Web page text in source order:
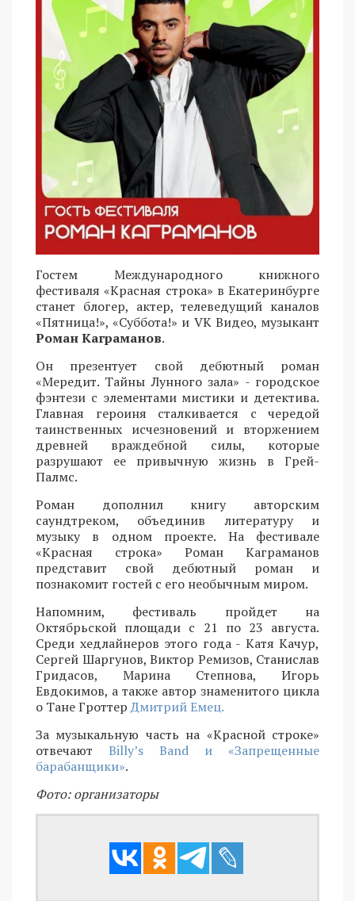
Гостем Международного книжного
фестиваля «Красная строка» в Екатеринбурге
станет блогер, актер, телеведущий каналов
«Пятница!», «Суббота!» и VK Видео, музыкант
Роман Каграманов.
Он презентует свой дебютный роман
«Мередит. Тайны Лунного зала» - городское
фэнтези с элементами мистики и детектива.
Главная героиня сталкивается с чередой
таинственных исчезновений и вторжением
древней враждебной силы, которые
разрушают ее привычную жизнь в Грей-
Палмс.
Роман дополнил книгу авторским
саундтреком, объединив литературу и
музыку в одном проекте. На фестивале
«Красная строка» Роман Каграманов
представит свой дебютный роман и
познакомит гостей с его необычным миром.
Напомним, фестиваль пройдет на
Октябрьской площади с 21 по 23 августа.
Среди хедлайнеров этого года - Катя Качур,
Сергей Шаргунов, Виктор Ремизов, Станислав
Гридасов, Марина Степнова, Игорь
Евдокимов, а также автор знаменитого цикла
о Тане ГроттерДмитрий Емец.
За музыкальную часть на «Красной строке»
отвечают Billy’s Band и «Запрещенные
барабанщики».
Фото: организаторы